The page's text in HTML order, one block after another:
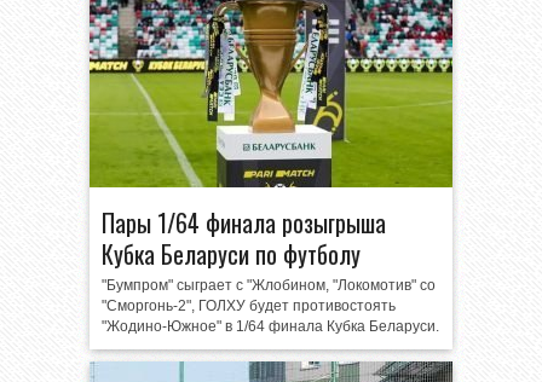
Пары 1/64 финала розыгрыша
Кубка Беларуси по футболу
"Бумпром" сыграет с "Жлобином, "Локомотив" со
"Сморгонь-2", ГОЛХУ будет противостоять
"Жодино-Южное" в 1/64 финала Кубка Беларуси.